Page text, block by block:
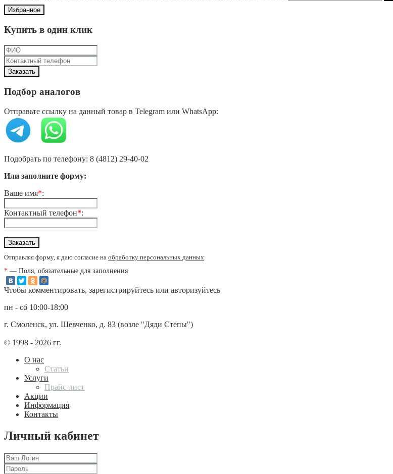
Избранное
Купить в один клик
Подбор аналогов
Отправьте ссылку на данный товар в Telegram или WhatsApp:
Подобрать по телефону: 8 (4812) 29-40-02
Или заполните форму:
Ваше имя*:
Контактный телефон*:
Отправляя форму, я даю согласие на обработку персональных данных.
* — Поля, обязательные для заполнения
Чтобы комментировать, зарегистрируйтесь или авторизуйтесь
пн - сб 10:00-18:00
г. Смоленск, ул. Шевченко, д. 83 (возле "Дяди Степы")
© 1998 - 2026 гг.
О нас
Статьи
Услуги
Прайс-лист
Акции
Информация
Контакты
Личный кабинет